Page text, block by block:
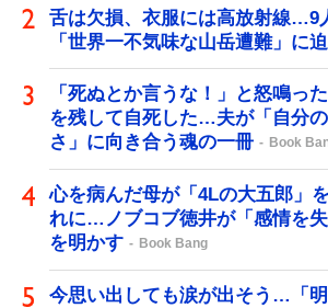
舌は欠損、衣服には高放射線…9
「世界一不気味な山岳遭難」に
「死ぬとか言うな！」と怒鳴っ
を残して自死した…夫が「自分
さ」に向き合う魂の一冊
Book
心を病んだ母が「4Lの大五郎」
れに…ノブコブ徳井が「感情を
を明かす
Book Bang
今思い出しても涙が出そう…「